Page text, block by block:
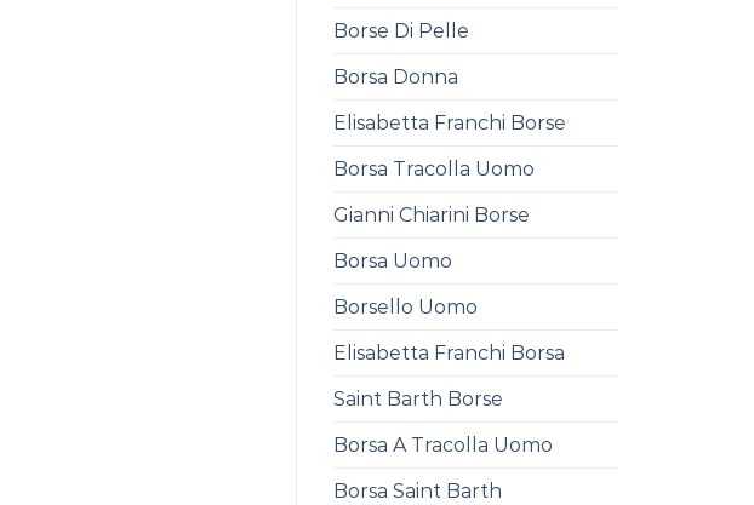
Borse Di Pelle
Borsa Donna
Elisabetta Franchi Borse
Borsa Tracolla Uomo
Gianni Chiarini Borse
Borsa Uomo
Borsello Uomo
Elisabetta Franchi Borsa
Saint Barth Borse
Borsa A Tracolla Uomo
Borsa Saint Barth